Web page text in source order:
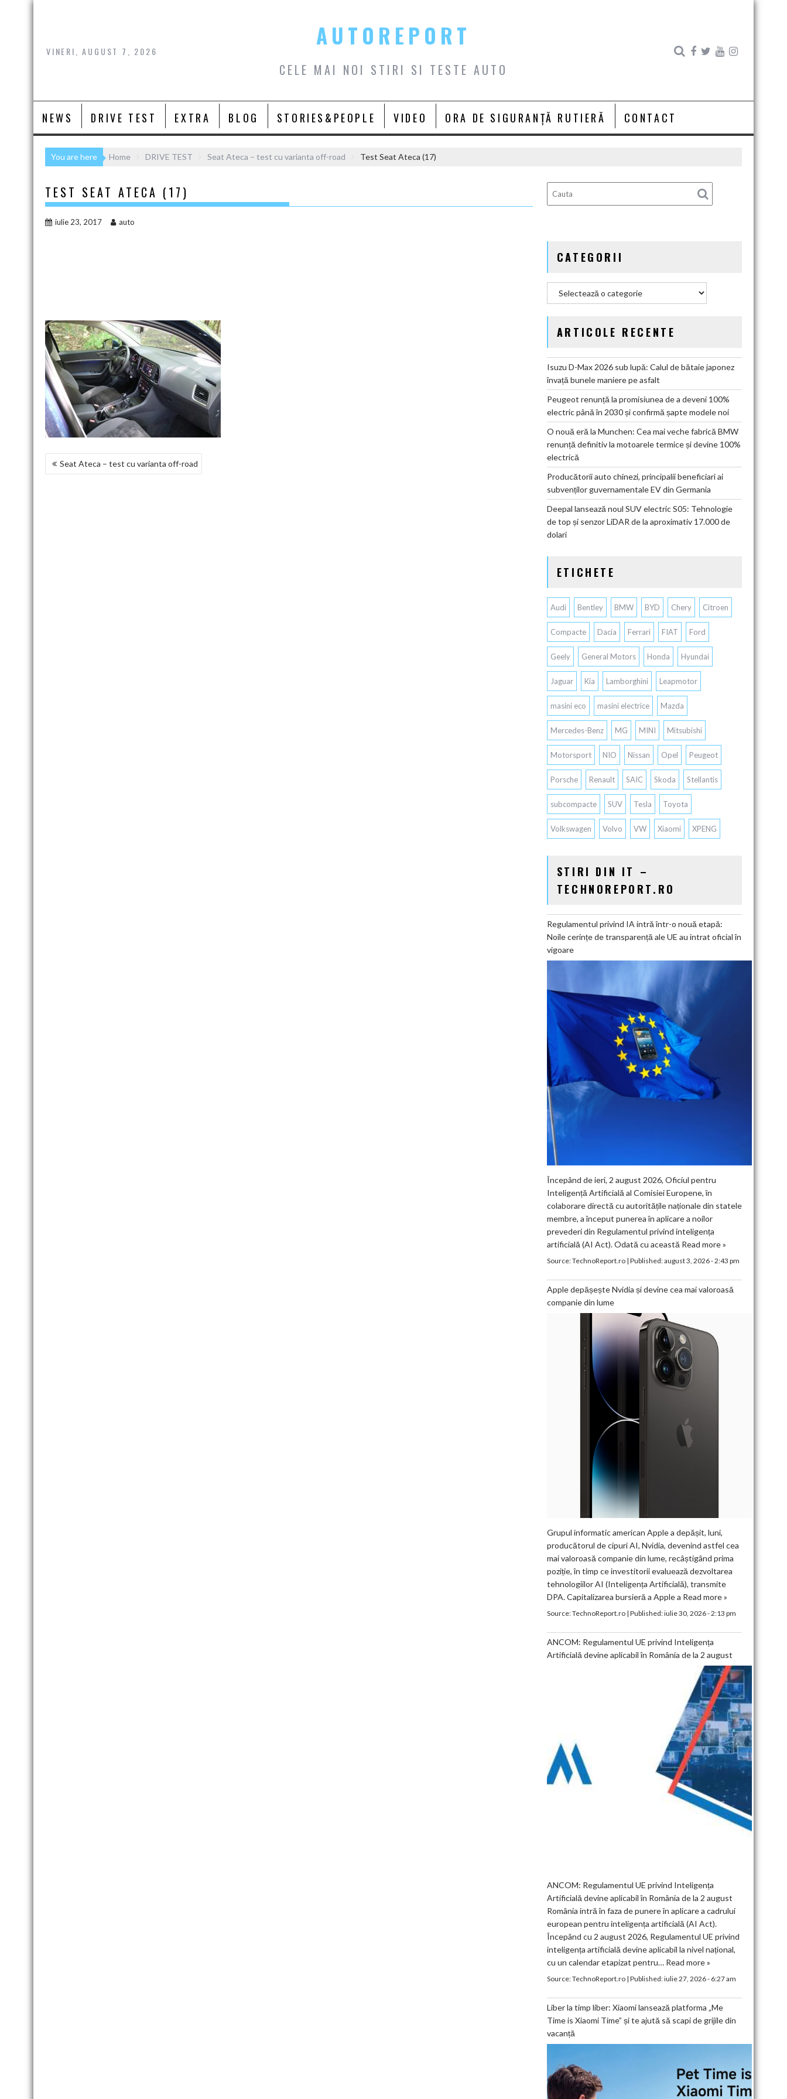
Skip
VINERI, AUGUST 7, 2026
AUTOREPORT
CELE MAI NOI STIRI SI TESTE AUTO
NEWS DRIVE TEST EXTRA BLOG STORIES&PEOPLE VIDEO ORA DE SIGURANȚĂ RUTIERĂ CONTACT
You are here Home DRIVE TEST Seat Ateca – test cu varianta off-road Test Seat Ateca (17)
TEST SEAT ATECA (17)
iulie 23, 2017 auto
NAVIGARE
Seat Ateca – test cu varianta off-road
CATEGORII
ARTICOLE RECENTE
Isuzu D-Max 2026 sub lupă: Calul de bătaie japonez
învață bunele maniere pe asfalt
Peugeot renunță la promisiunea de a deveni 100%
electric până în 2030 și confirmă șapte modele noi
O nouă eră la Munchen: Cea mai veche fabrică BMW
renunță definitiv la motoarele termice și devine 100%
electrică
Producătorii auto chinezi, principalii beneficiari ai
subvenților guvernamentale EV din Germania
Deepal lansează noul SUV electric S05: Tehnologie
de top și senzor LiDAR de la aproximativ 17.000 de
dolari
ETICHETE
Audi Bentley BMW BYD Chery Citroen
Compacte Dacia Ferrari FIAT Ford
Geely General Motors Honda Hyundai
Jaguar Kia Lamborghini Leapmotor
masini eco masini electrice Mazda
Mercedes-Benz MG MINI Mitsubishi
Motorsport NIO Nissan Opel Peugeot
Porsche Renault SAIC Skoda Stellantis
subcompacte SUV Tesla Toyota
Volkswagen Volvo VW Xiaomi XPENG
STIRI DIN IT –
TECHNOREPORT.RO
Regulamentul privind IA intră într-o nouă etapă:
Noile cerințe de transparență ale UE au intrat oficial în
vigoare
Începând de ieri, 2 august 2026, Oficiul pentru
Inteligență Artificială al Comisiei Europene, în
colaborare directă cu autoritățile naționale din statele
membre, a început punerea în aplicare a noilor
prevederi din Regulamentul privind inteligența
artificială (AI Act). Odată cu această Read more »
Source:TechnoReport.ro| Published:august 3, 2026 - 2:43 pm
Apple depășește Nvidia și devine cea mai valoroasă
companie din lume
Grupul informatic american Apple a depășit, luni,
producătorul de cipuri AI, Nvidia, devenind astfel cea
mai valoroasă companie din lume, recâștigând prima
poziție, în timp ce investitorii evaluează dezvoltarea
tehnologiilor AI (Inteligența Artificială), transmite
DPA. Capitalizarea bursieră a Apple a Read more »
Source:TechnoReport.ro| Published:iulie 30, 2026 - 2:13 pm
ANCOM: Regulamentul UE privind Inteligența
Artificială devine aplicabil în România de la 2 august
ANCOM: Regulamentul UE privind Inteligența
Artificială devine aplicabil în România de la 2 august
România intră în faza de punere în aplicare a cadrului
european pentru inteligența artificială (AI Act).
Începând cu 2 august 2026, Regulamentul UE privind
inteligența artificială devine aplicabil la nivel național,
cu un calendar etapizat pentru… Read more »
Source:TechnoReport.ro| Published:iulie 27, 2026 - 6:27 am
Liber la timp liber: Xiaomi lansează platforma „Me
Time is Xiaomi Time” și te ajută să scapi de grijile din
vacanță